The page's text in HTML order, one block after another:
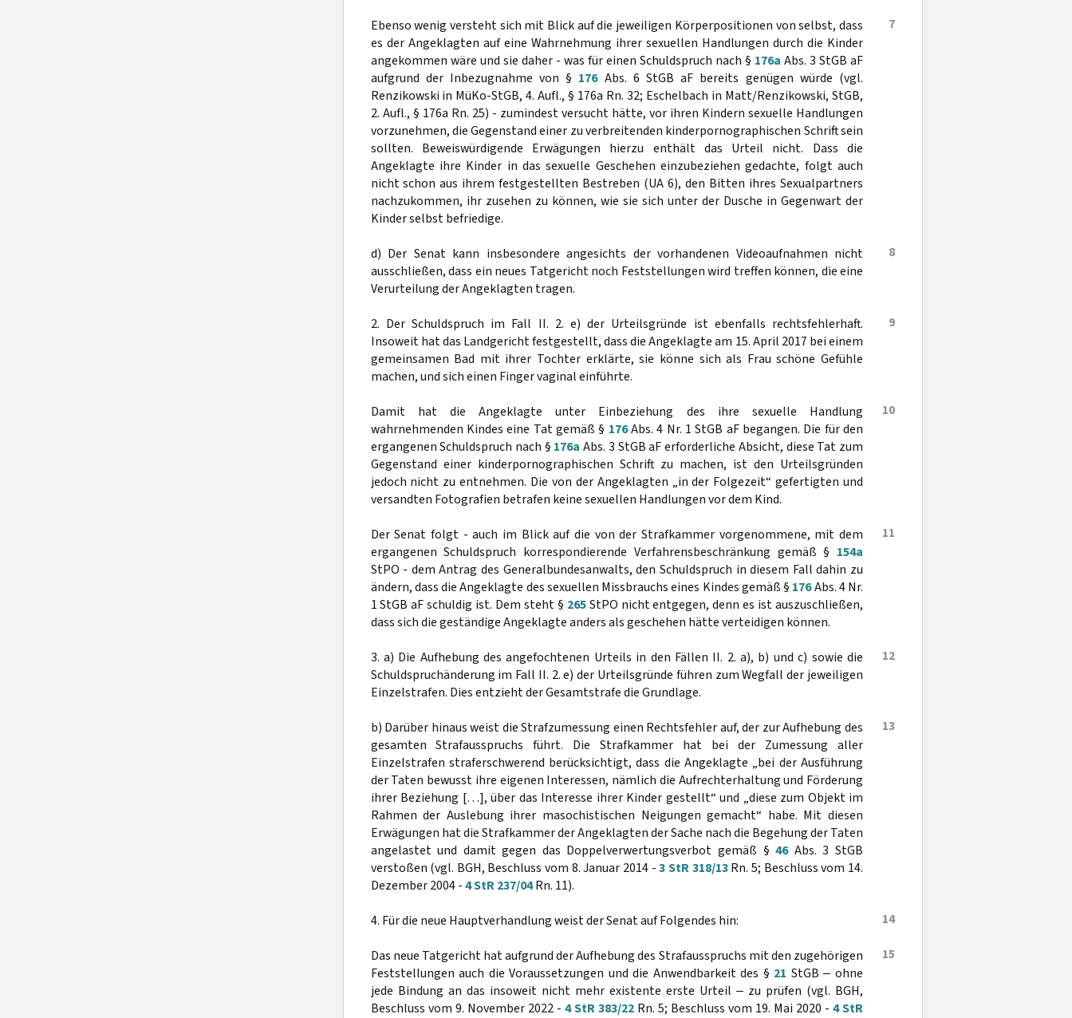
7
Ebenso wenig versteht sich mit Blick auf die jeweiligen Körperpositionen von selbst, dass
es der Angeklagten auf eine Wahrnehmung ihrer sexuellen Handlungen durch die Kinder
angekommen wäre und sie daher - was für einen Schuldspruch nach § 176a Abs. 3 StGB aF
aufgrund der Inbezugnahme von § 176Abs. 6 StGB aF bereits genügen würde (vgl.
Renzikowski in MüKo-StGB, 4. Aufl., § 176a Rn. 32; Eschelbach in Matt/Renzikowski, StGB,
2. Aufl., § 176a Rn. 25) - zumindest versucht hätte, vor ihren Kindern sexuelle Handlungen
vorzunehmen, die Gegenstand einer zu verbreitenden kinderpornographischen Schrift sein
sollten. Beweiswürdigende Erwägungen hierzu enthält das Urteil nicht. Dass die
Angeklagte ihre Kinder in das sexuelle Geschehen einzubeziehen gedachte, folgt auch
nicht schon aus ihrem festgestellten Bestreben (UA 6), den Bitten ihres Sexualpartners
nachzukommen, ihr zusehen zu können, wie sie sich unter der Dusche in Gegenwart der
Kinder selbst befriedige.
8
d) Der Senat kann insbesondere angesichts der vorhandenen Videoaufnahmen nicht
ausschließen, dass ein neues Tatgericht noch Feststellungen wird treffen können, die eine
Verurteilung der Angeklagten tragen.
9
2. Der Schuldspruch im Fall II. 2. e) der Urteilsgründe ist ebenfalls rechtsfehlerhaft.
Insoweit hat das Landgericht festgestellt, dass die Angeklagte am 15. April 2017 bei einem
gemeinsamen Bad mit ihrer Tochter erklärte, sie könne sich als Frau schöne Gefühle
machen, und sich einen Finger vaginal einführte.
10
Damit hat die Angeklagte unter Einbeziehung des ihre sexuelle Handlung
wahrnehmenden Kindes eine Tat gemäß § 176Abs. 4 Nr. 1 StGB aF begangen. Die für den
ergangenen Schuldspruch nach § 176a Abs. 3 StGB aF erforderliche Absicht, diese Tat zum
Gegenstand einer kinderpornographischen Schrift zu machen, ist den Urteilsgründen
jedoch nicht zu entnehmen. Die von der Angeklagten „in der Folgezeit“ gefertigten und
versandten Fotografien betrafen keine sexuellen Handlungen vor dem Kind.
11
Der Senat folgt - auch im Blick auf die von der Strafkammer vorgenommene, mit dem
ergangenen Schuldspruch korrespondierende Verfahrensbeschränkung gemäß § 154a
StPO - dem Antrag des Generalbundesanwalts, den Schuldspruch in diesem Fall dahin zu
ändern, dass die Angeklagte des sexuellen Missbrauchs eines Kindes gemäß § 176Abs. 4 Nr.
1 StGB aF schuldig ist. Dem steht § 265StPO nicht entgegen, denn es ist auszuschließen,
dass sich die geständige Angeklagte anders als geschehen hätte verteidigen können.
12
3. a) Die Aufhebung des angefochtenen Urteils in den Fällen II. 2. a), b) und c) sowie die
Schuldspruchänderung im Fall II. 2. e) der Urteilsgründe führen zum Wegfall der jeweiligen
Einzelstrafen. Dies entzieht der Gesamtstrafe die Grundlage.
13
b) Darüber hinaus weist die Strafzumessung einen Rechtsfehler auf, der zur Aufhebung des
gesamten Strafausspruchs führt. Die Strafkammer hat bei der Zumessung aller
Einzelstrafen straferschwerend berücksichtigt, dass die Angeklagte „bei der Ausführung
der Taten bewusst ihre eigenen Interessen, nämlich die Aufrechterhaltung und Förderung
ihrer Beziehung […], über das Interesse ihrer Kinder gestellt“ und „diese zum Objekt im
Rahmen der Auslebung ihrer masochistischen Neigungen gemacht“ habe. Mit diesen
Erwägungen hat die Strafkammer der Angeklagten der Sache nach die Begehung der Taten
angelastet und damit gegen das Doppelverwertungsverbot gemäß §46Abs. 3 StGB
verstoßen (vgl. BGH, Beschluss vom 8. Januar 2014 -3 StR 318/13Rn. 5; Beschluss vom 14.
Dezember 2004 -4 StR 237/04Rn. 11).
14
4. Für die neue Hauptverhandlung weist der Senat auf Folgendes hin:
15
Das neue Tatgericht hat aufgrund der Aufhebung des Strafausspruchs mit den zugehörigen
Feststellungen auch die Voraussetzungen und die Anwendbarkeit des § 21 StGB ‒ ohne
jede Bindung an das insoweit nicht mehr existente erste Urteil ‒ zu prüfen (vgl. BGH,
Beschluss vom 9. November 2022 - 4 StR 383/22Rn. 5; Beschluss vom 19. Mai 2020 - 4 StR